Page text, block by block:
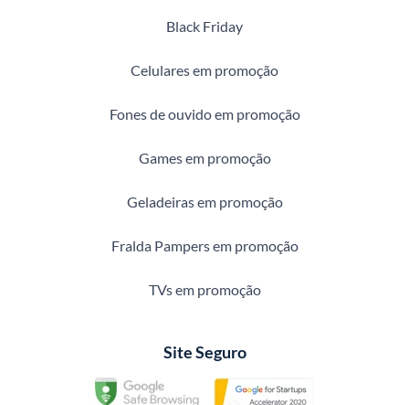
Black Friday
Celulares em promoção
Fones de ouvido em promoção
Games em promoção
Geladeiras em promoção
Fralda Pampers em promoção
TVs em promoção
Site Seguro